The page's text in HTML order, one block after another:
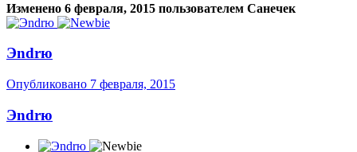
Изменено 6 февраля, 2015 пользователем Санечек
Эndrю
Опубликовано 7 февраля, 2015
Эndrю